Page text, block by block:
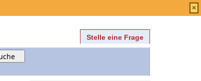
Stelle eine Frage
×